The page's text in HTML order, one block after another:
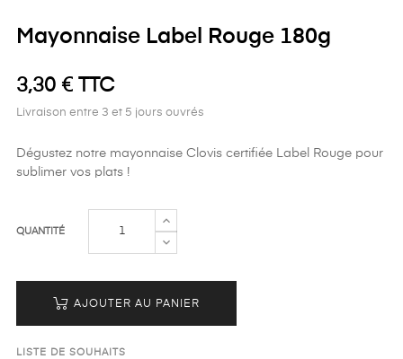
Mayonnaise Label Rouge 180g
3,30 € TTC
Livraison entre 3 et 5 jours ouvrés
Dégustez notre mayonnaise Clovis certifiée Label Rouge pour
sublimer vos plats !
QUANTITÉ
AJOUTER AU PANIER
LISTE DE SOUHAITS